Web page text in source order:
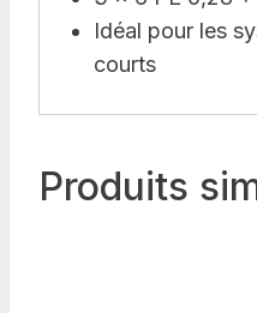
Idéal pour les
courts
Produits